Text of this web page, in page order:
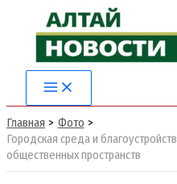
содержимому
Main
Menu
Главная
Фото
Городская среда и
общественных пространств